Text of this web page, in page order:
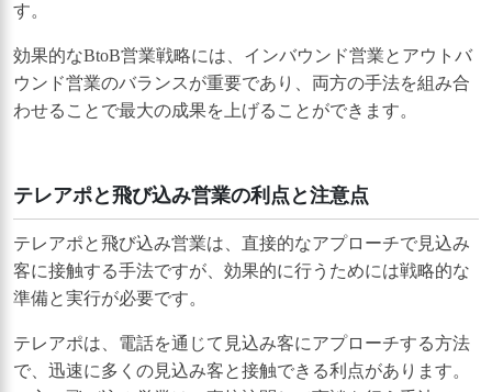
す。
効果的なBtoB営業戦略には、インバウンド営業とアウトバ
ウンド営業のバランスが重要であり、両方の手法を組み合
わせることで最大の成果を上げることができます。
テレアポと飛び込み営業の利点と注意点
テレアポと飛び込み営業は、直接的なアプローチで見込み
客に接触する手法ですが、効果的に行うためには戦略的な
準備と実行が必要です。
テレアポは、電話を通じて見込み客にアプローチする方法
で、迅速に多くの見込み客と接触できる利点があります。